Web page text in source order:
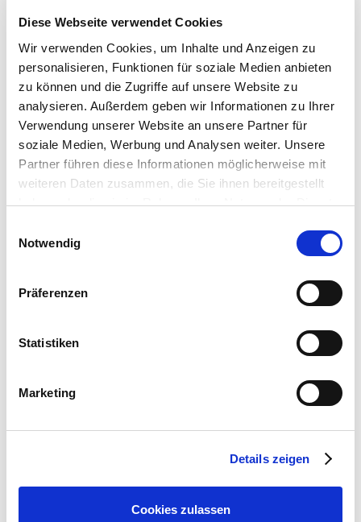
Diese Webseite verwendet Cookies
Wir verwenden Cookies, um Inhalte und Anzeigen zu
personalisieren, Funktionen für soziale Medien anbieten
zu können und die Zugriffe auf unsere Website zu
analysieren. Außerdem geben wir Informationen zu Ihrer
Verwendung unserer Website an unsere Partner für
soziale Medien, Werbung und Analysen weiter. Unsere
Partner führen diese Informationen möglicherweise mit
weiteren Daten zusammen, die Sie ihnen bereitgestellt
haben oder die sie im Rahmen Ihrer Nutzung der Dienste
betätigen Sie anschließend den "OK"-Button:
Notwendig
Präferenzen
Statistiken
Marketing
Details zeigen
Cookies zulassen
53721 Siegburg
E-Mail: info@as-garten.de
Webseite: https://www.as-
garten.de